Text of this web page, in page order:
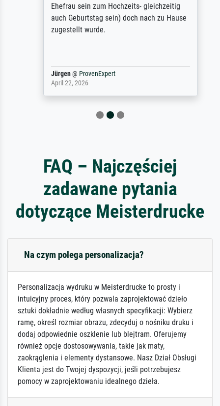
Ehefrau sein zum Hochzeits- gleichzeitig
auch Geburtstag sein) doch nach zu Hause
zugestellt wurde.
Jürgen@ProvenExpert
April 22, 2026
FAQ – Najczęściej
zadawane pytania
dotyczące Meisterdrucke
Na czym polega personalizacja?
Personalizacja wydruku w Meisterdrucke to prosty i
intuicyjny proces, który pozwala zaprojektować dzieło
sztuki dokładnie według własnych specyfikacji: Wybierz
ramę, określ rozmiar obrazu, zdecyduj o nośniku druku i
dodaj odpowiednie oszklenie lub blejtram. Oferujemy
również opcje dostosowywania, takie jak maty,
zaokrąglenia i elementy dystansowe. Nasz Dział Obsługi
Klienta jest do Twojej dyspozycji, jeśli potrzebujesz
pomocy w zaprojektowaniu idealnego dzieła.